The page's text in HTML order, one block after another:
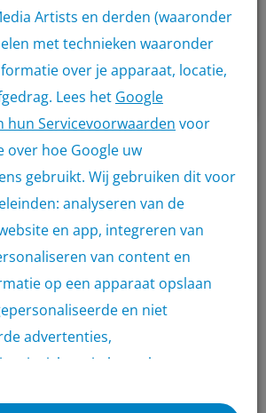
funderingen voor de bouw van een
Dan ben je bij Bouwmatron
Via Bouwmatron krijgen alle
een KvK nummer toegang tot de
kun je jouw funderingen
en profiteer je van de beste
Artists en derden (waaronder
met technieken waaronder
over je apparaat, locatie,
Lees het Google
hun Servicevoorwaarden voor
over hoe Google uw
gebruikt. Wij gebruiken dit voor
analyseren van de
en app, integreren van
van content en
op een apparaat opslaan
en niet
advertenties,
inzichten in bezoekers en